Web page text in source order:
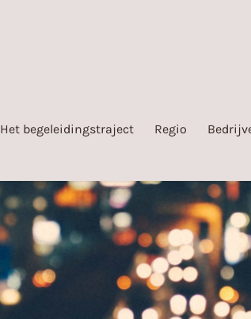
Het begeleidingstraject Regio